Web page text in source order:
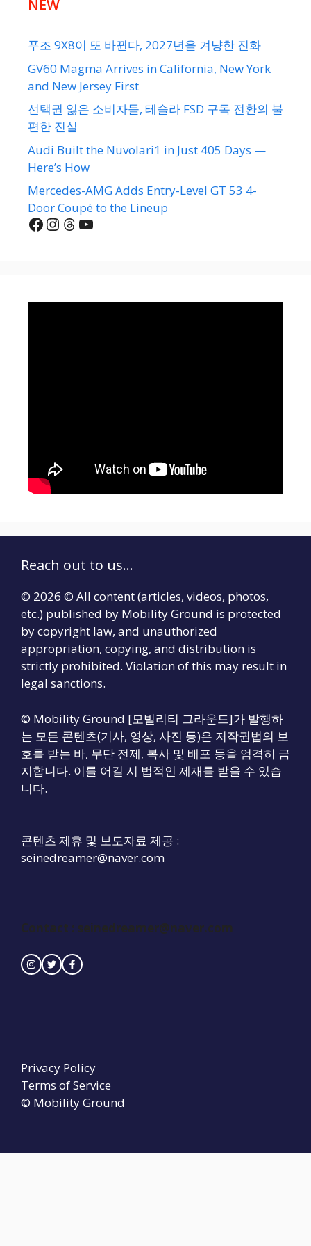
NEW
푸조 9X8이 또 바뀐다, 2027년을 겨냥한 진화
GV60 Magma Arrives in California, New York
and New Jersey First
선택권 잃은 소비자들, 테슬라 FSD 구독 전환의 불
편한 진실
Audi Built the Nuvolari1 in Just 405 Days —
Here’s How
Mercedes-AMG Adds Entry-Level GT 53 4-
Door Coupé to the Lineup
Facebook
Instagram
Threads
YouTube
Reach out to us...
© 2026 © All content (articles, videos, photos,
etc.) published by Mobility Ground is protected
by copyright law, and unauthorized
appropriation, copying, and distribution is
strictly prohibited. Violation of this may result in
legal sanctions.
© Mobility Ground [모빌리티 그라운드]가 발행하
는 모든 콘텐츠(기사, 영상, 사진 등)은 저작권법의 보
호를 받는 바, 무단 전제, 복사 및 배포 등을 엄격히 금
지합니다. 이를 어길 시 법적인 제재를 받을 수 있습
니다.
콘텐츠 제휴 및 보도자료 제공 :
seinedreamer@naver.com
Contact : seinedreamer@naver.com
© Mobility Ground
Privacy Policy
Terms of Service